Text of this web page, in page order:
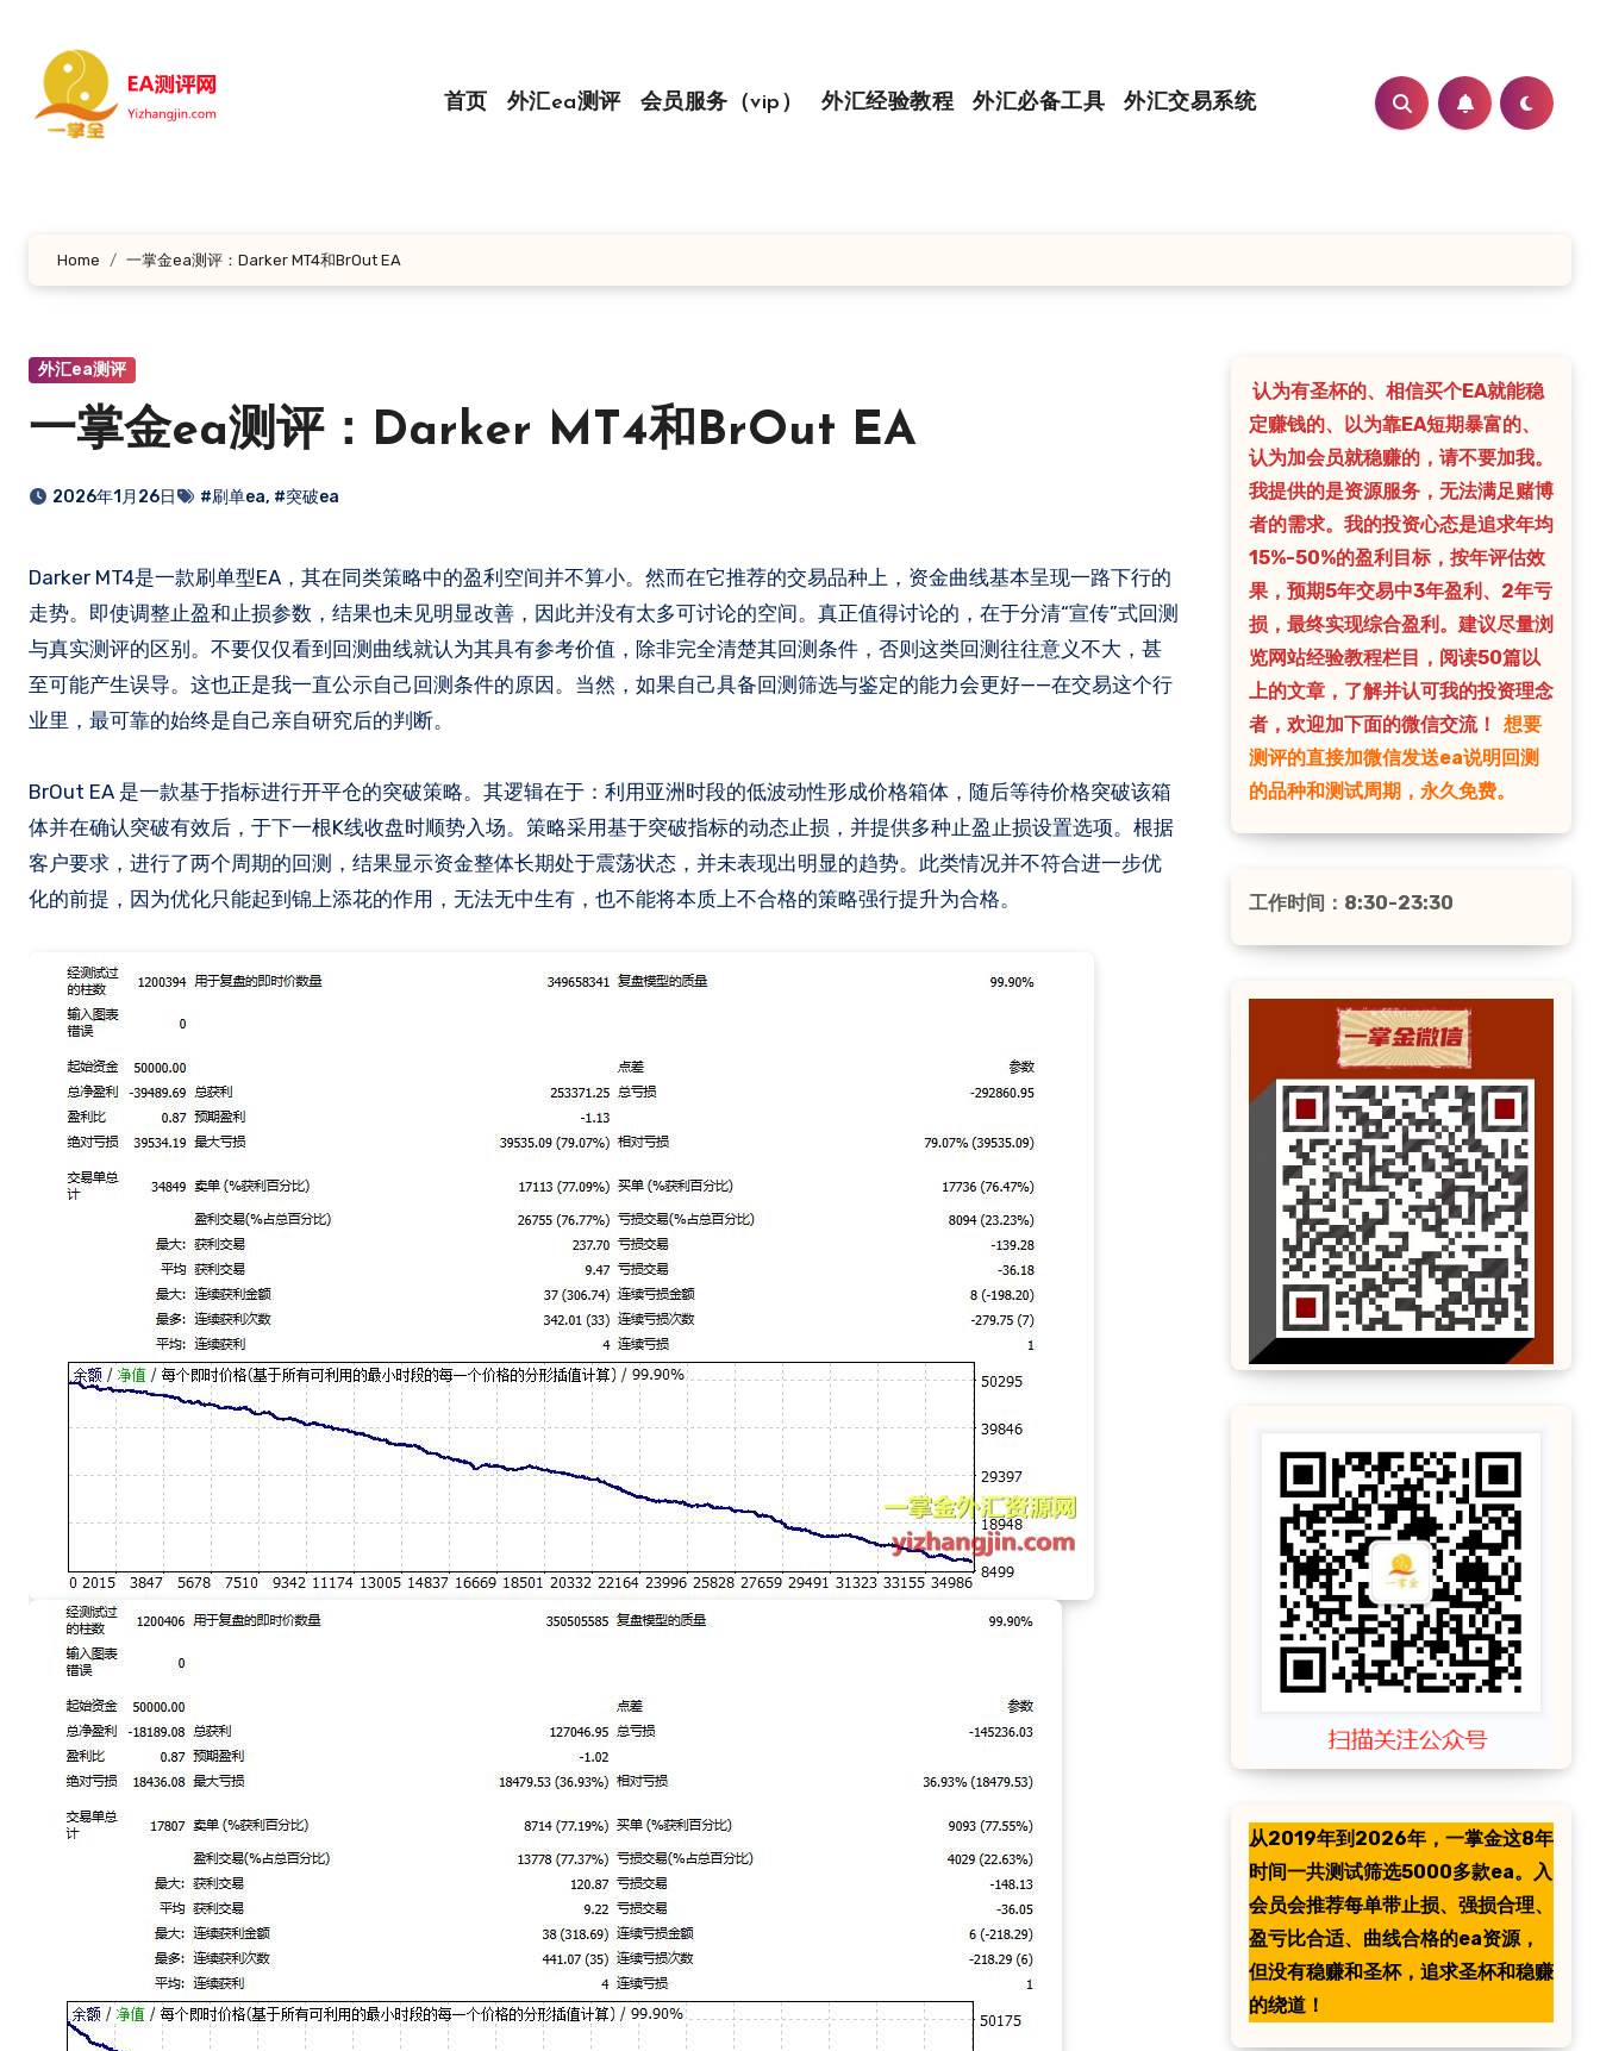
首页 外汇ea测评 会员服务（vip） 外汇经验教程 外汇必备工具 外汇交易系统
Home 一掌金ea测评：Darker MT4和BrOut EA
外汇ea测评
一掌金ea测评：Darker MT4和BrOut EA
2026年1月26日 #刷单ea, #突破ea
Darker MT4是一款刷单型EA，其在同类策略中的盈利空间并不算小。然而在它推荐的交易品种上，资金曲线基本呈现一路下行的
走势。即使调整止盈和止损参数，结果也未见明显改善，因此并没有太多可讨论的空间。 真正值得讨论的，在于分清“宣传”式回测
与真实测评的区别。不要仅仅看到回测曲线就认为其具有参考价值，除非完全清楚其回测条件，否则这类回测往往意义不大，甚
至可能产生误导。这也正是我一直公示自己回测条件的原因。当然，如果自己具备回测筛选与鉴定的能力会更好——在交易这个行
业里，最可靠的始终是自己亲自研究后的判断。
BrOut EA 是一款基于指标进行开平仓的突破策略。其逻辑在于：利用亚洲时段的低波动性形成价格箱体，随后等待价格突破该箱
体并在确认突破有效后，于下一根K线收盘时顺势入场。策略采用基于突破指标的动态止损，并提供多种止盈止损设置选项。根据
客户要求，进行了两个周期的回测，结果显示资金整体长期处于震荡状态，并未表现出明显的趋势。此类情况并不符合进一步优
化的前提，因为优化只能起到锦上添花的作用，无法无中生有，也不能将本质上不合格的策略强行提升为合格。
认为有圣杯的、相信买个EA就能稳
定赚钱的、以为靠EA短期暴富的、
认为加会员就稳赚的，请不要加我。
我提供的是资源服务，无法满足赌博
者的需求。我的投资心态是追求年均
15%-50%的盈利目标，按年评估效
果，预期5年交易中3年盈利、2年亏
损，最终实现综合盈利。建议尽量浏
览网站经验教程栏目，阅读50篇以
上的文章，了解并认可我的投资理念
者，欢迎加下面的微信交流！
想要
测评的直接加微信发送ea说明回测
的品种和测试周期，永久免费。
工作时间：8:30-23:30
从2019年到2026年，一掌金这8年
时间一共测试筛选5000多款ea。入
会员会推荐每单带止损、强损合理、
盈亏比合适、曲线合格的ea资源，
但没有稳赚和圣杯，追求圣杯和稳赚
的绕道！